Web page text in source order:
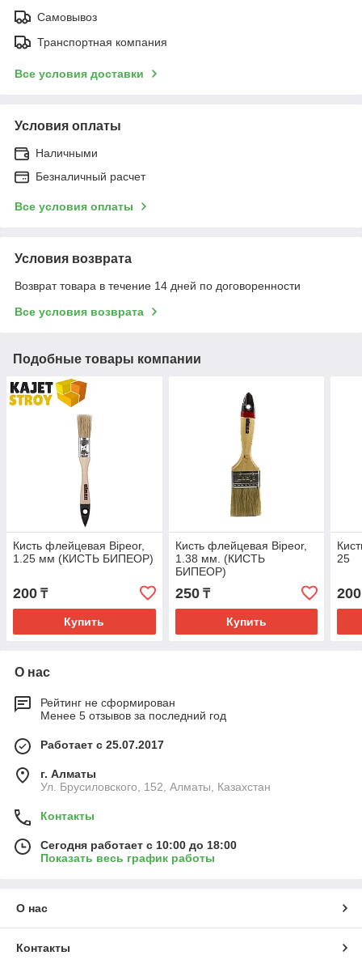
Самовывоз
Транспортная компания
Все условия доставки
Условия оплаты
Наличными
Безналичный расчет
Все условия оплаты
Условия возврата
Возврат товара в течение 14 дней по договоренности
Все условия возврата
Подобные товары компании
Кисть флейцевая Bipeor,
1.25 мм (КИСТЬ БИПЕОР)
200 ₸
Купить
Кисть флейцевая Bipeor,
1.38 мм. (КИСТЬ
БИПЕОР)
250₸
Купить
25
200
О нас
Рейтинг не сформирован
Менее 5 отзывов за последний год
Работает с 25.07.2017
г. Алматы
Ул. Брусиловского, 152, Алматы, Казахстан
Контакты
Сегодня работает с 10:00 до 18:00
Показать весь график работы
О нас
Контакты